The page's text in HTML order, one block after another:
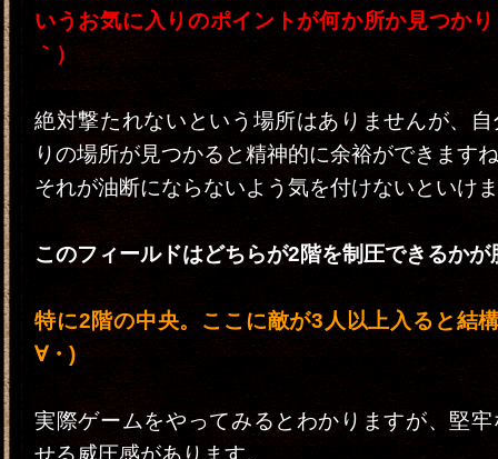
いうお気に入りのポイントが何か所か見つかり
｀）
絶対撃たれないという場所はありませんが、
りの場所が見つかると精神的に余裕ができます
それが油断にならないよう気を付けないといけ
このフィールドはどちらが2階を制圧できるかが
特に2階の中央。ここに敵が3人以上入ると結
∀・)
実際ゲームをやってみるとわかりますが、堅
せる威圧感があります。